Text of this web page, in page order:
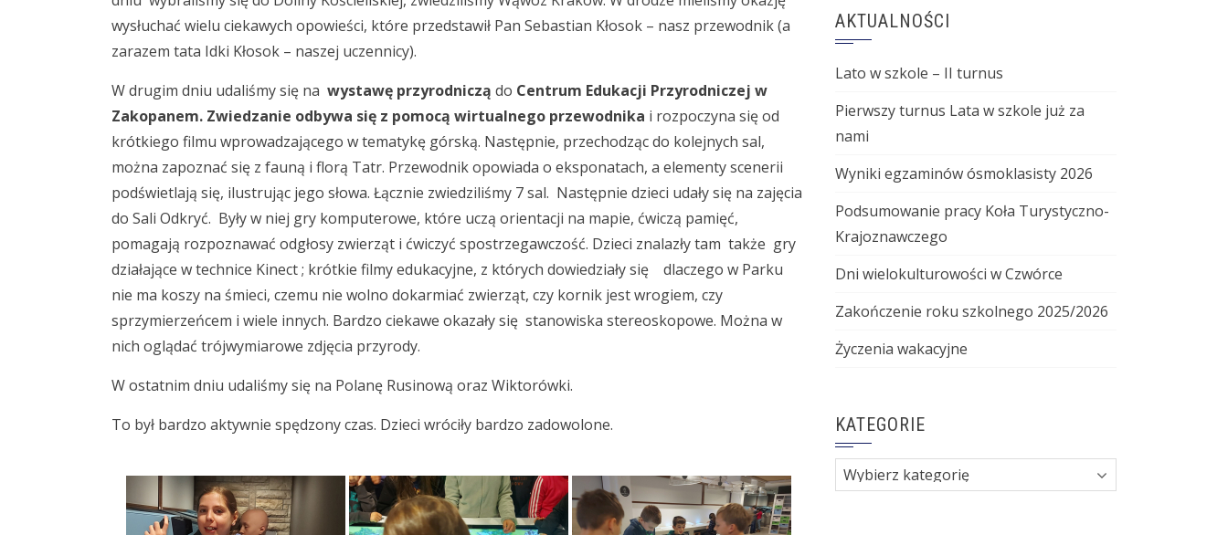
wysłuchać wielu ciekawych opowieści, które przedstawił Pan Sebastian Kłosok – nasz przewodnik (a
zarazem tata Idki Kłosok – naszej uczennicy).
W drugim dniu udaliśmy się na wystawę przyrodniczą do Centrum Edukacji Przyrodniczej w
Zakopanem. Zwiedzanie odbywa się z pomocą wirtualnego przewodnika i rozpoczyna się od
krótkiego filmu wprowadzającego w tematykę górską. Następnie, przechodząc do kolejnych sal,
można zapoznać się z fauną i florą Tatr. Przewodnik opowiada o eksponatach, a elementy scenerii
podświetlają się, ilustrując jego słowa. Łącznie zwiedziliśmy 7 sal. Następnie dzieci udały się na zajęcia
do Sali Odkryć. Były w niej gry komputerowe, które uczą orientacji na mapie, ćwiczą pamięć,
pomagają rozpoznawać odgłosy zwierząt i ćwiczyć spostrzegawczość. Dzieci znalazły tam także gry
działające w technice Kinect ; krótkie filmy edukacyjne, z których dowiedziały się dlaczego w Parku
nie ma koszy na śmieci, czemu nie wolno dokarmiać zwierząt, czy kornik jest wrogiem, czy
sprzymierzeńcem i wiele innych. Bardzo ciekawe okazały się stanowiska stereoskopowe. Można w
nich oglądać trójwymiarowe zdjęcia przyrody.
W ostatnim dniu udaliśmy się na Polanę Rusinową oraz Wiktorówki.
To był bardzo aktywnie spędzony czas. Dzieci wróciły bardzo zadowolone.
AKTUALNOŚCI
Lato w szkole – II turnus
Pierwszy turnus Lata w szkole już za
nami
Wyniki egzaminów ósmoklasisty 2026
Podsumowanie pracy Koła Turystyczno-
Krajoznawczego
Dni wielokulturowości w Czwórce
Zakończenie roku szkolnego 2025/2026
Życzenia wakacyjne
KATEGORIE
Kategorie